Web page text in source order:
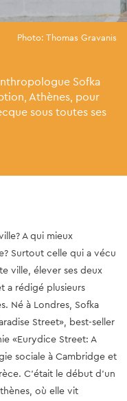
Photo: Thomas Gravanis
Sofka
Athènes, pour
sous toutes ses
A qui mieux
Surtout celle qui a vécu
ville, élever ses deux
a rédigé plusieurs
Né à Londres, Sofka
Street», best-seller
«Eurydice Street: A
sociale à Cambridge et
C'était le début d'un
où elle vit